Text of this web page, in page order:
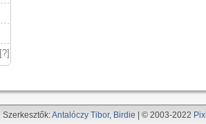
[?]
Szerkesztők:Antalóczy Tibor, Birdie | © 2003-2022